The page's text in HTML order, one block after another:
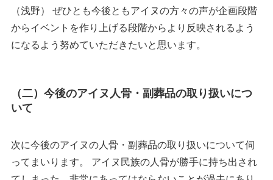
（浅野） ぜひとも今後ともアイヌの方々の声が企画段階
からイベントを作り上げる段階からより反映されるよう
になるよう努めていただきたいと思います。
（二）今後のアイヌ人骨・副葬品の取り扱いにつ
いて
次に今後のアイヌの人骨・副葬品の取り扱いについて伺
ってまいります。 アイヌ民族の人骨が勝手に持ち出され